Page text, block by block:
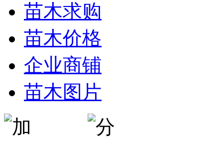
苗木求购
苗木价格
企业商铺
苗木图片